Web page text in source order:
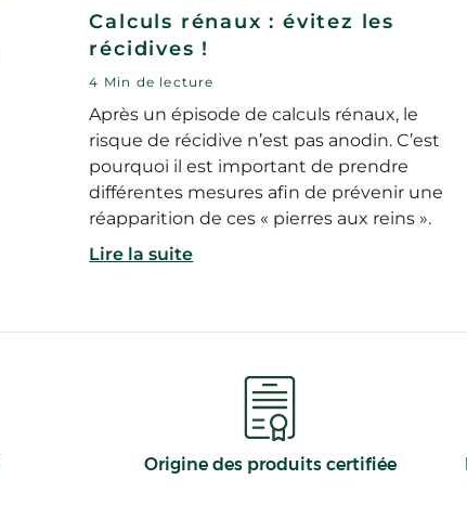
Calculs rénaux : évitez les
récidives !
4 Min de lecture
Après un épisode de calculs rénaux, le
risque de récidive n’est pas anodin. C’est
pourquoi il est important de prendre
différentes mesures afin de prévenir une
réapparition de ces « pierres aux reins ».
Lire la suite
Origine des produits certifiée